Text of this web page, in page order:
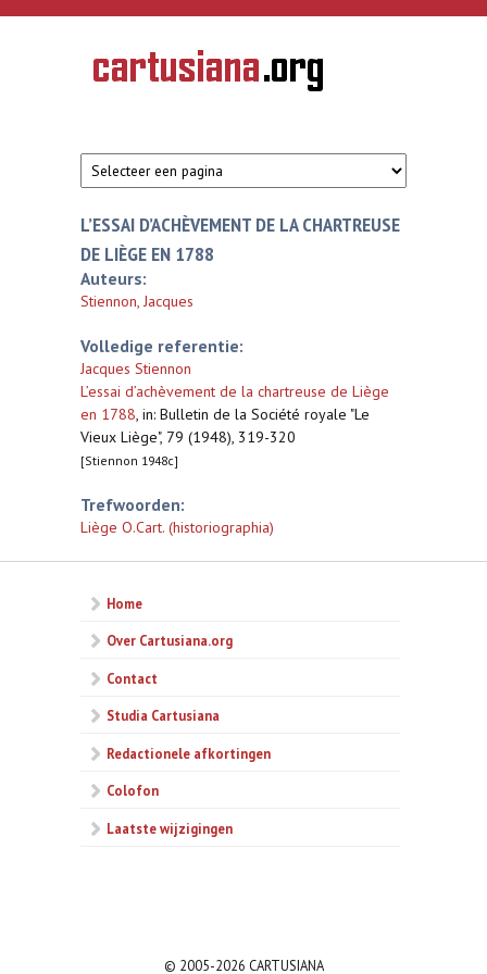
Overslaan en naar de inhoud gaan
CARTUSIANA
Geschiedenis
van de
L’ESSAI D’ACHÈVEMENT DE LA CHARTREUSE
DE LIÈGE EN 1788
Auteurs:
Stiennon, Jacques
Volledige referentie:
Jacques Stiennon
L’essai d’achèvement de la chartreuse de Liège
en 1788, in: Bulletin de la Société royale "Le
Vieux Liège", 79 (1948), 319-320
[Stiennon 1948c]
Trefwoorden:
Liège O.Cart. (historiographia)
Home
Over Cartusiana.org
Contact
Studia Cartusiana
Redactionele afkortingen
Colofon
Laatste wijzigingen
© 2005-2026 CARTUSIANA